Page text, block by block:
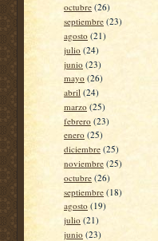
octubre (26)
septiembre (23)
agosto (21)
julio (24)
junio (23)
mayo (26)
abril (24)
marzo (25)
febrero (23)
enero (25)
diciembre (25)
noviembre (25)
octubre (26)
septiembre (18)
agosto (19)
julio (21)
junio (23)